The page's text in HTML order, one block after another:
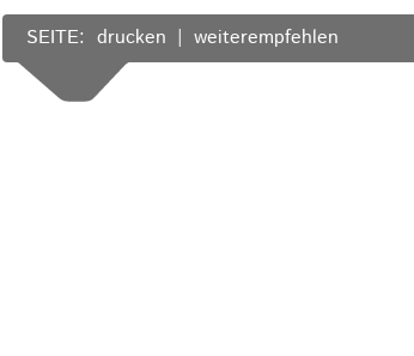
SEITE: drucken weiterempfehlen